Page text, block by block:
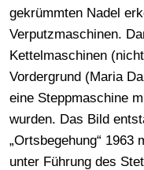
gekrümmten Nadel
Verputzmaschinen.
Kettelmaschinen
Vordergrund (Maria
eine Steppmaschine
wurden. Das Bild
„Ortsbegehung“ 1963
unter Führung des